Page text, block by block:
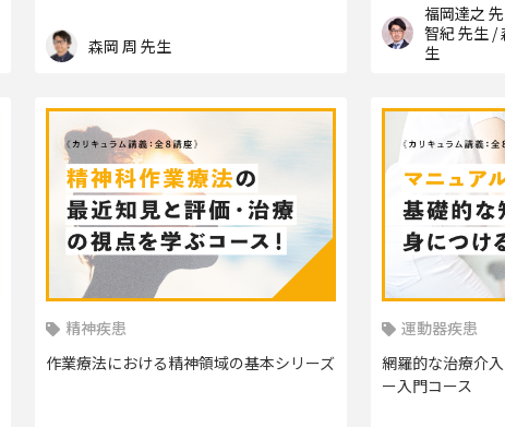
森岡 周 先生
福岡達之
智紀 先生 /
生
精神疾患
作業療法における精神領域の基本シリーズ
運動器疾患
網羅的な治療介
ー入門コース